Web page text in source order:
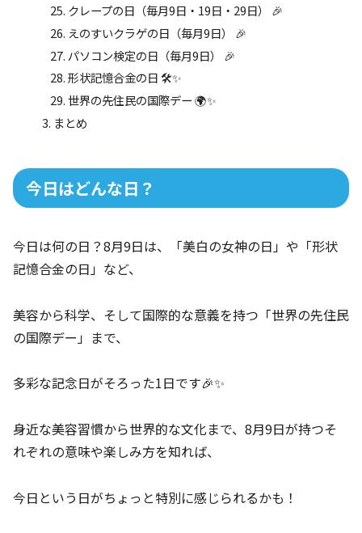
クレープの日（毎月9日・19日・29日） 🎉
えのすいクラゲの日（毎月9日） 🎉
パソコン検定の日（毎月9日） 🎉
形状記憶合金の日 🛠️✨
世界の先住民の国際デー 🌍✨
まとめ
今日はどんな日？
今日は何の日？8月9日は、「美白の女神の日」や「形状
記憶合金の日」など、
美容から科学、そして国際的な意義を持つ「世界の先住民
の国際デー」まで、
多彩な記念日がそろった1日です🎉✨
身近な美容習慣から世界的な文化まで、8月9日が持つそ
れぞれの意味や楽しみ方を知れば、
今日という日がちょっと特別に感じられるかも！